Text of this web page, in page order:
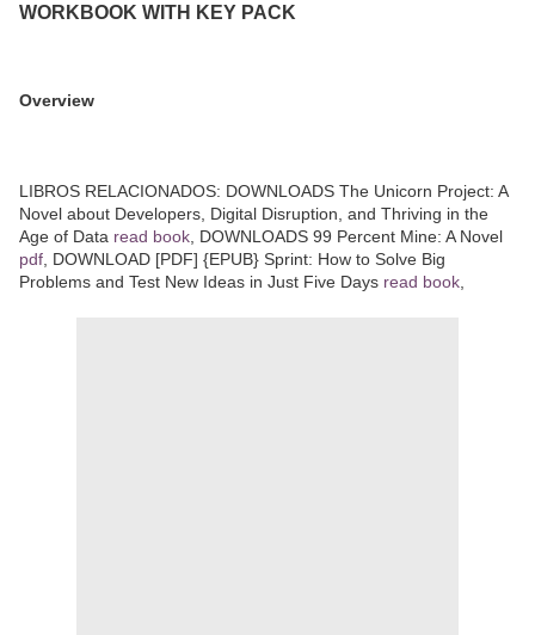
WORKBOOK WITH KEY PACK
Overview
LIBROS RELACIONADOS: DOWNLOADS The Unicorn Project: A
Novel about Developers, Digital Disruption, and Thriving in the
Age of Data read book , DOWNLOADS 99 Percent Mine: A Novel
pdf , DOWNLOAD [PDF] {EPUB} Sprint: How to Solve Big
Problems and Test New Ideas in Just Five Days read book